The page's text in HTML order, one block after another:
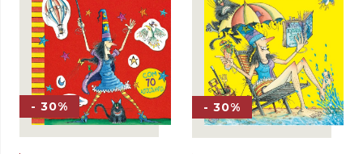
- 30% - 30%